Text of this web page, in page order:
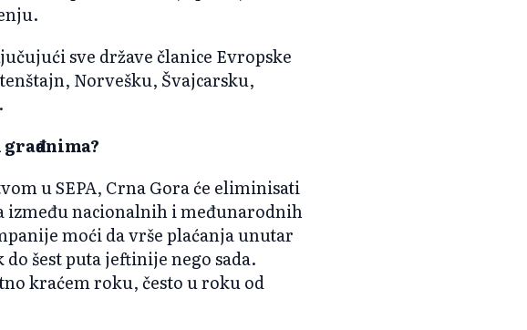
sve države članice Evropske
Norvešku, Švajcarsku,
u SEPA, Crna Gora će eliminisati
nacionalnih i međunarodnih
moći da vrše plaćanja unutar
do šest puta jeftinije nego sada.
kraćem roku, često u roku od